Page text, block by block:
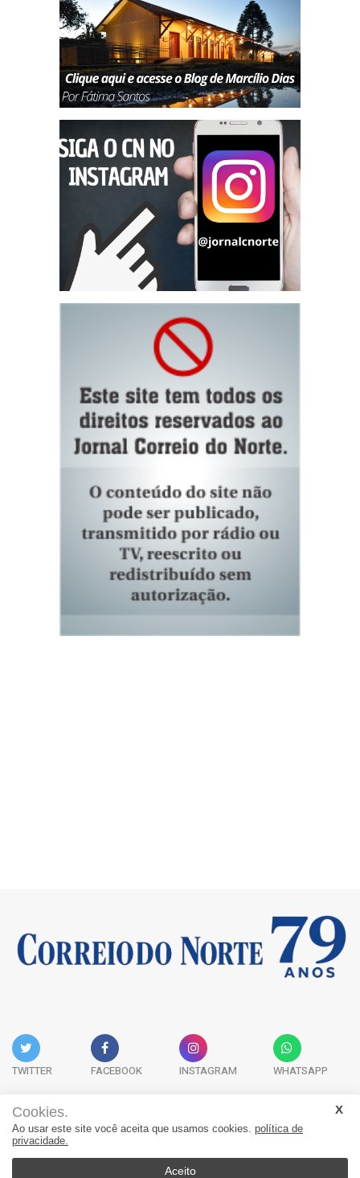
TWITTER FACEBOOK INSTAGRAM WHATSAPP
Acervo Digital Fale Conosco Quem Somos
Cookies.
Ao usar este site você aceita que usamos cookies. política de
privacidade.
Aceito